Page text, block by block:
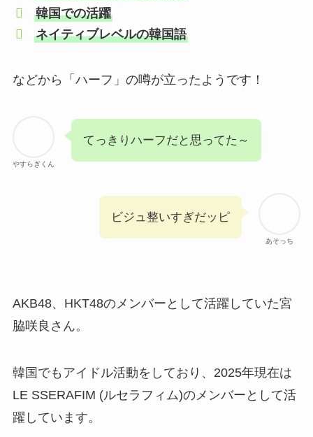
韓国での活躍
ネイティブレベルの韓国語
などから「ハーフ」の噂が立ったようです！
やすらぎくん
てっきりハーフだと思ってた～
あそっち
ビジュ整いすぎだッピ
AKB48、HKT48のメンバーとして活躍していた宮
脇咲良さん。
韓国でもアイドル活動をしており、2025年現在は
LE SSERAFIM (ルセラフィム)のメンバーとして活
躍しています。